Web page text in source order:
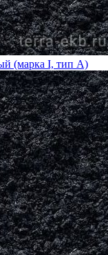
(марка I, тип А)